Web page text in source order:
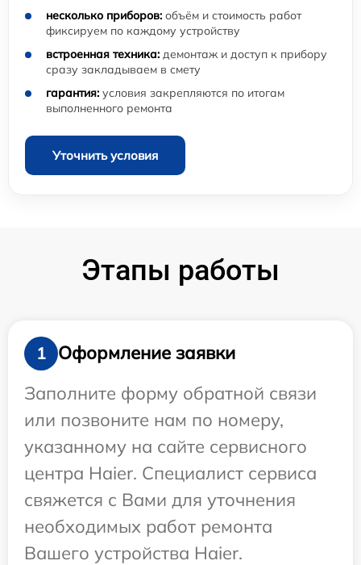
несколько приборов: объём и стоимость работ
фиксируем по каждому устройству
встроенная техника: демонтаж и доступ к прибору
сразу закладываем в смету
гарантия: условия закрепляются по итогам
выполненного ремонта
Уточнить условия
Этапы работы
1
Оформление заявки
Заполните форму обратной связи
или позвоните нам по номеру,
указанному на сайте сервисного
центра Haier. Специалист сервиса
свяжется с Вами для уточнения
необходимых работ ремонта
Вашего устройства Haier.